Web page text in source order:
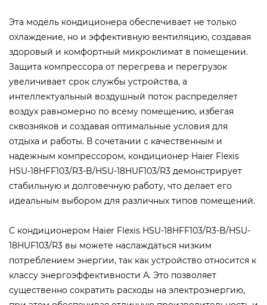
Эта модель кондиционера обеспечивает не только
охлаждение, но и эффективную вентиляцию, создавая
здоровый и комфортный микроклимат в помещении.
Защита компрессора от перегрева и перегрузок
увеличивает срок службы устройства, а
интеллектуальный воздушный поток распределяет
воздух равномерно по всему помещению, избегая
сквозняков и создавая оптимальные условия для
отдыха и работы. В сочетании с качественным и
надежным компрессором, кондиционер Haier Flexis
HSU-18HFF103/R3-B/HSU-18HUF103/R3 демонстрирует
стабильную и долговечную работу, что делает его
идеальным выбором для различных типов помещений.
С кондиционером Haier Flexis HSU-18HFF103/R3-B/HSU-
18HUF103/R3 вы можете наслаждаться низким
потреблением энергии, так как устройство относится к
классу энергоэффективности А. Это позволяет
существенно сократить расходы на электроэнергию,